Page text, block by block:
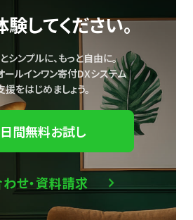
してください。
シンプルに、もっと自由に。
ルインワン寄付DXシステム
援をはじめましょう。
間無料お試し
せ・資料請求